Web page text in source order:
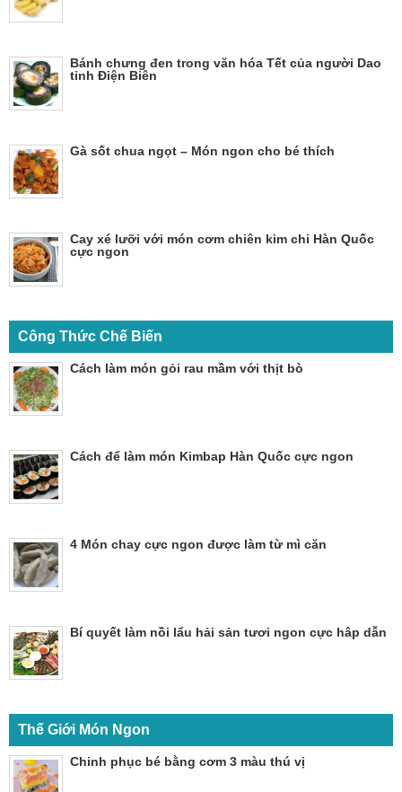
Bánh chưng đen trong văn hóa Tết của người Dao
tỉnh Điện Biên
Gà sốt chua ngọt – Món ngon cho bé thích
Cay xé lưỡi với món cơm chiên kim chi Hàn Quốc
cực ngon
Công Thức Chế Biến
Cách làm món gỏi rau mầm với thịt bò
Cách để làm món Kimbap Hàn Quốc cực ngon
4 Món chay cực ngon được làm từ mì căn
Bí quyết làm nồi lẩu hải sản tươi ngon cực hâp dẫn
Thế Giới Món Ngon
Chinh phục bé bằng cơm 3 màu thú vị